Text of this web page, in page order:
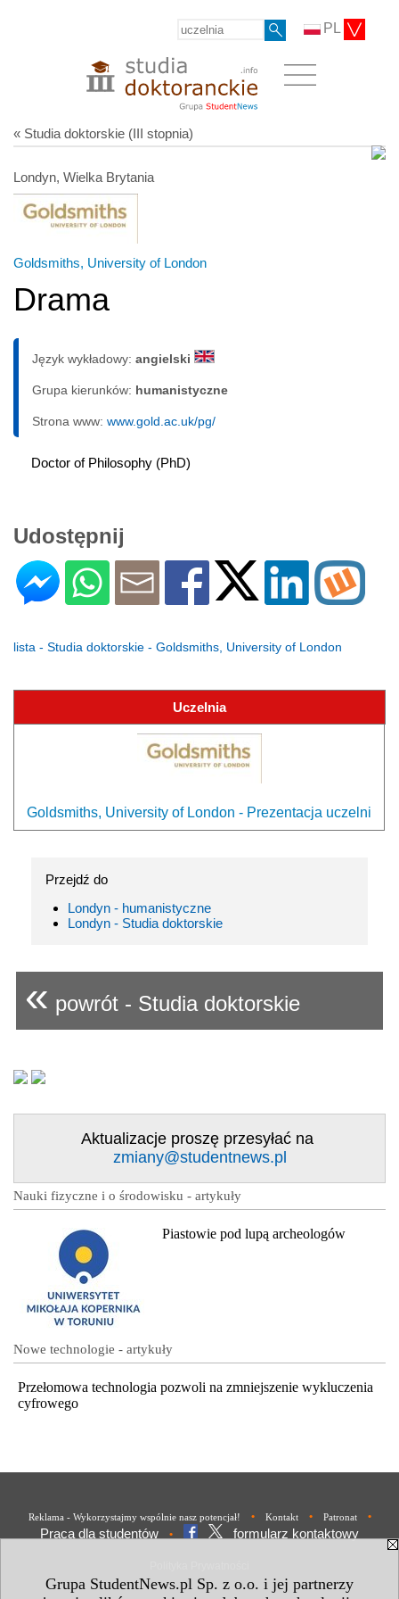
Grupa StudentNews.pl Sp. z o.o. i jej partnerzy
PL
« Studia doktorskie (III stopnia)
Londyn, Wielka Brytania
Goldsmiths, University of London
Drama
Język wykładowy: angielski
Grupa kierunków: humanistyczne
Strona www: www.gold.ac.uk/pg/
Doctor of Philosophy (PhD)
Udostępnij
lista - Studia doktorskie - Goldsmiths, University of London
Uczelnia
Goldsmiths, University of London - Prezentacja uczelni
Przejdź do
Londyn - humanistyczne
Londyn - Studia doktorskie
« powrót - Studia doktorskie
Aktualizacje proszę przesyłać na
zmiany@studentnews.pl
Nauki fizyczne i o środowisku - artykuły
Piastowie pod lupą archeologów
Nowe technologie - artykuły
Przełomowa technologia pozwoli na zmniejszenie wykluczenia
cyfrowego
Reklama - Wykorzystajmy wspólnie nasz potencjał! • Kontakt • Patronat •
Praca dla studentów • formularz kontaktowy